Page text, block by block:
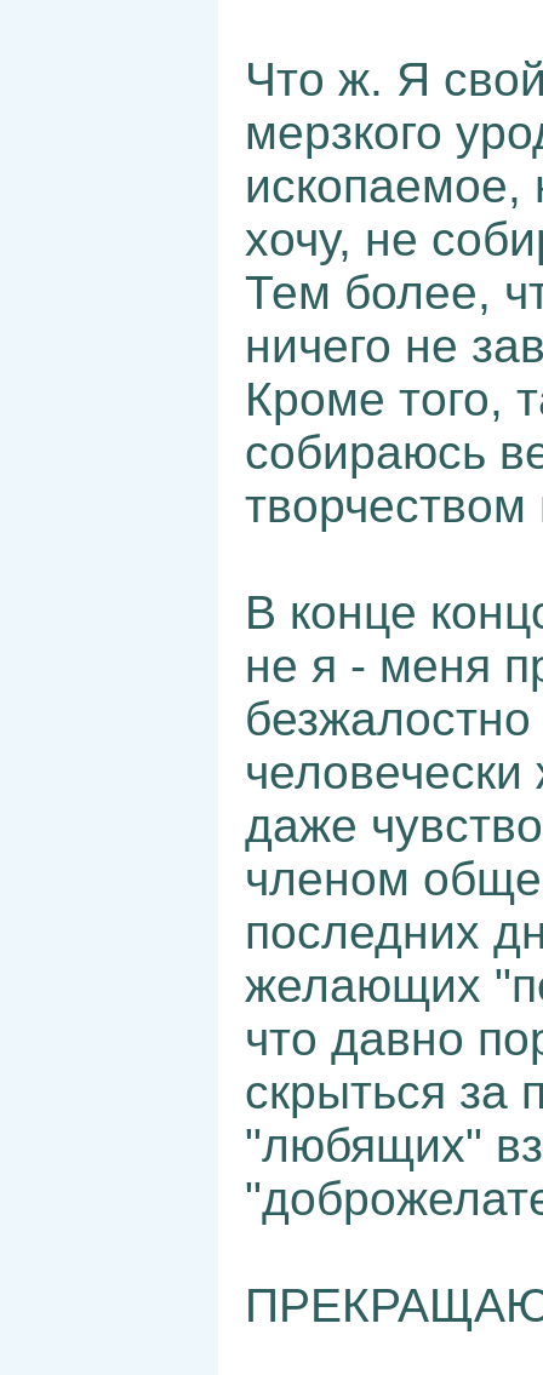
Что ж. Я
мерзкого
ископаемое,
хочу, не
Тем более,
ничего не
Кроме того,
собираюсь
В конце
не я - меня
даже
членом
последних
желающих
что давно
скрыться за
"любящих"